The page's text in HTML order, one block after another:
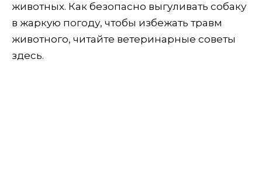
животных. Как безопасно выгуливать собаку
в жаркую погоду, чтобы избежать травм
животного, читайте ветеринарные советы
здесь.